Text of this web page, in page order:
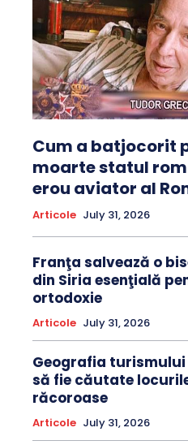
Cum a batjocorit
moarte statul
erou aviator al
Articole July 31, 2026
Franţa salvează o
din Siria esenţială
ortodoxie
Articole July 31, 2026
Geografia turismului
să fie căutate
răcoroase
Articole July 31, 2026